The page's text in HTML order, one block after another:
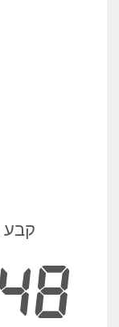
קבע